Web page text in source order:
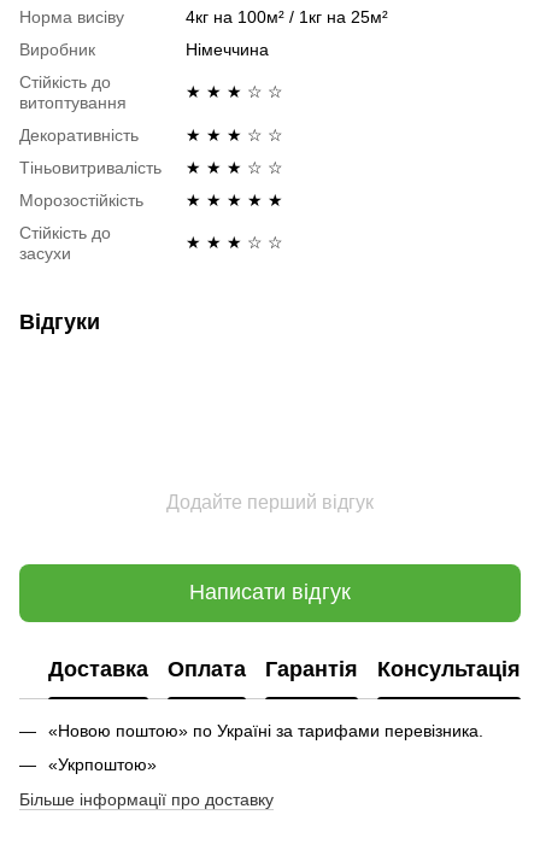
Норма висіву
4кг на 100м² / 1кг на 25м²
Виробник
Німеччина
Стійкість до
витоптування
★ ★ ★ ☆ ☆
Декоративність
★ ★ ★ ☆ ☆
Тіньовитривалість
★ ★ ★ ☆ ☆
Морозостійкість
★ ★ ★ ★ ★
Стійкість до
засухи
★ ★ ★ ☆ ☆
Відгуки
Додайте перший відгук
Написати відгук
Доставка Оплата Гарантія Консультація
«Новою поштою» по Україні за тарифами перевізника.
«Укрпоштою»
Більше інформації про доставку